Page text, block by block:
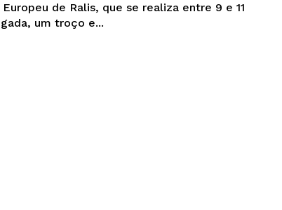
de Ralis, que se realiza entre 9 e 11
um troço e...